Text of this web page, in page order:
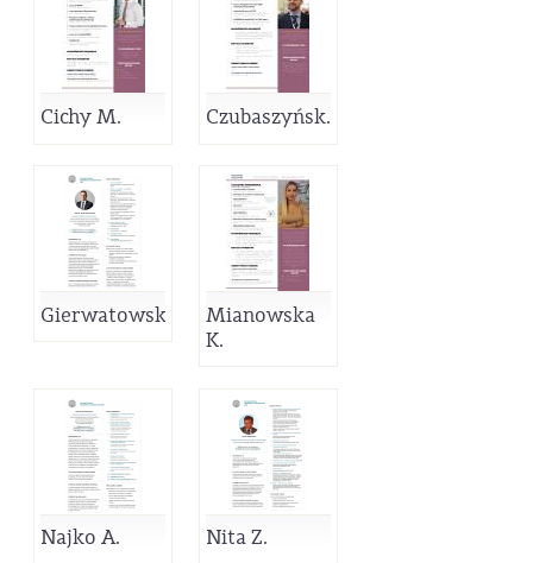
Cichy M. Czubaszyńsk...
Gierwatowsk...
Mianowska
K.
Najko A. Nita Z.